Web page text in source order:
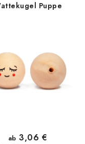
Puppe
ab 3,06 €